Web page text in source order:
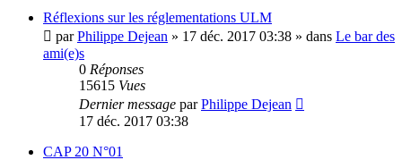
Réflexions sur les réglementations ULM
parPhilippe Dejean » 17 déc. 2017 03:38 » dans Le bar des
ami(e)s
0 Réponses
15615 Vues
Dernier message parPhilippe Dejean
17 déc. 2017 03:38
CAP 20 N°01